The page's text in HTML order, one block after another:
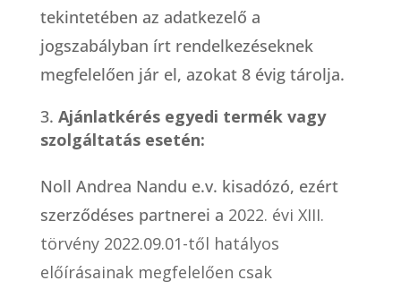
tekintetében az adatkezelő a
jogszabályban írt rendelkezéseknek
megfelelően jár el, azokat 8 évig tárolja.
Ajánlatkérés egyedi termék vagy
szolgáltatás esetén:
Noll Andrea Nandu e.v. kisadózó, ezért
szerződéses partnerei a 2022. évi XIII.
törvény 2022.09.01-től hatályos
előírásainak megfelelően csak